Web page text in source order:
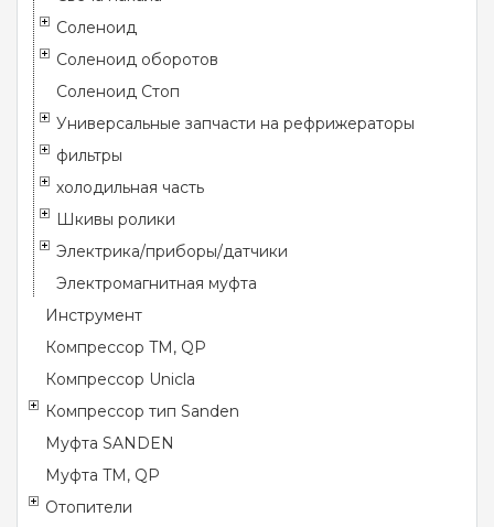
Соленоид
Соленоид оборотов
Соленоид Стоп
Универсальные запчасти на рефрижераторы
фильтры
холодильная часть
Шкивы ролики
Электрика/приборы/датчики
Электромагнитная муфта
Инструмент
Компрессор TM, QP
Компрессор Unicla
Компрессор тип Sanden
Муфта SANDEN
Муфта TM, QP
Отопители